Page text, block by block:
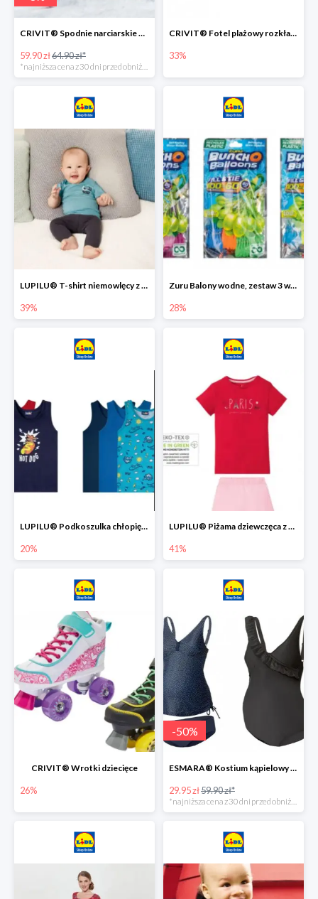
CRIVIT® Spodnie narciarskie dziewczęce
59.90 zł64.90 zł*
*najniższa cena z 30 dni przed obniżką
CRIVIT® Fotel plażowy rozkładany / Brodzik dziecięcy
33%
LUPILU® T-shirt niemowlęcy z biobawełny -39%
39%
Zuru Balony wodne, zestaw 3 wiązek -28%
28%
LUPILU® Podkoszulka chłopięca z bawełny -20%
20%
LUPILU® Piżama dziewczęca z bawełny -41%
41%
CRIVIT® Wrotki dziecięce
26%
-50%
ESMARA® Kostium kąpielowy ciążowy lub tankini ciążowe -50%
29.95 zł59.90 zł*